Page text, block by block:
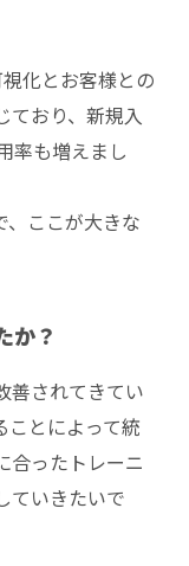
化とお客様との
ており、新規入
率も増えまし
、ここが大きな
か？
善されてきてい
ことによって統
合ったトレーニ
ていきたいで